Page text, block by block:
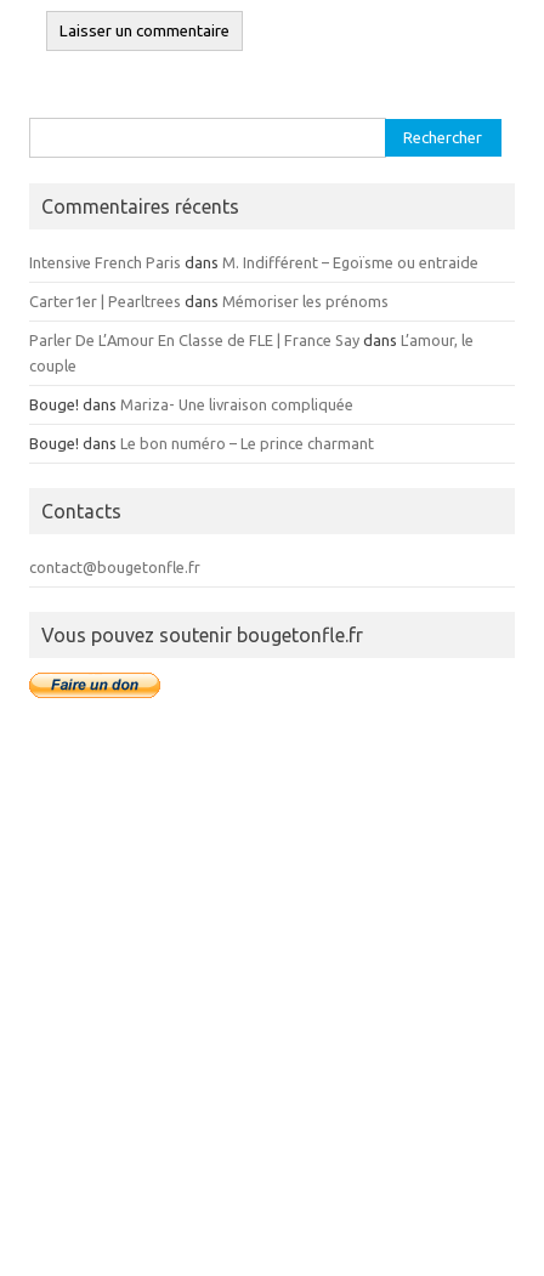
Commentaires récents
Intensive French Paris dans M. Indifférent – Egoïsme ou entraide
Carter1er | Pearltrees dans Mémoriser les prénoms
Parler De L’Amour En Classe de FLE | France Say dans L’amour, le
couple
Bouge! dans Mariza- Une livraison compliquée
Bouge! dans Le bon numéro – Le prince charmant
Contacts
contact@bougetonfle.fr
Vous pouvez soutenir bougetonfle.fr